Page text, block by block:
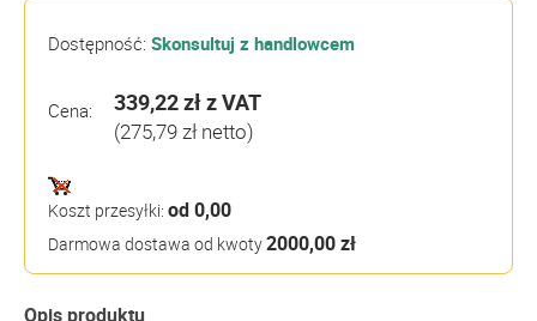
Dostępność: Skonsultuj z handlowcem
Cena: 339,22 złz VAT
(275,79 zł netto)
Koszt przesyłki: od 0,00
Darmowa dostawa od kwoty2000,00 zł
Opis produktu